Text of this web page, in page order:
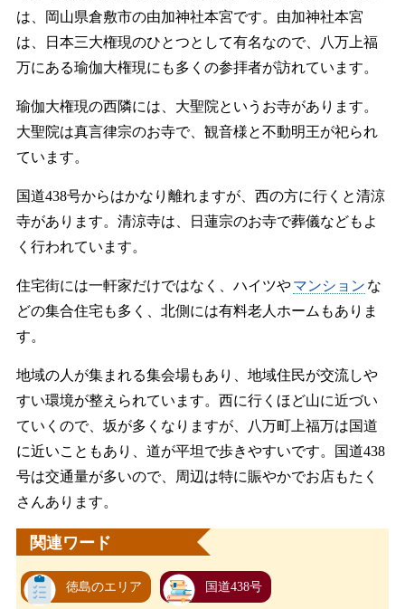
は、岡山県倉敷市の由加神社本宮です。由加神社本宮
は、日本三大権現のひとつとして有名なので、八万上福
万にある瑜伽大権現にも多くの参拝者が訪れています。
瑜伽大権現の西隣には、大聖院というお寺があります。
大聖院は真言律宗のお寺で、観音様と不動明王が祀られ
ています。
国道438号からはかなり離れますが、西の方に行くと清涼
寺があります。清涼寺は、日蓮宗のお寺で葬儀などもよ
く行われています。
住宅街には一軒家だけではなく、ハイツやマンション な
どの集合住宅も多く、北側には有料老人ホームもありま
す。
地域の人が集まれる集会場もあり、地域住民が交流しや
すい環境が整えられています。西に行くほど山に近づい
ていくので、坂が多くなりますが、八万町上福万は国道
に近いこともあり、道が平坦で歩きやすいです。国道438
号は交通量が多いので、周辺は特に賑やかでお店もたく
さんあります。
関連ワード
徳島のエリア 国道438号